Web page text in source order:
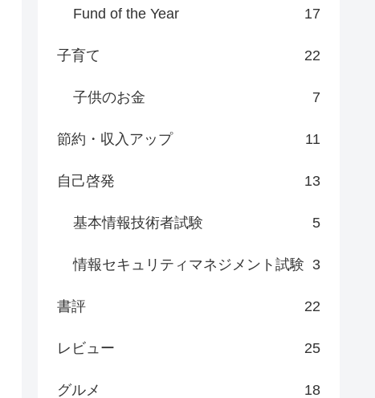
Fund of the Year 17
子育て 22
子供のお金 7
節約・収入アップ 11
自己啓発 13
基本情報技術者試験 5
情報セキュリティマネジメント試験 3
書評 22
レビュー 25
グルメ 18